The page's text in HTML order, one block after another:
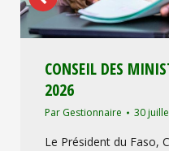
CONSEIL DES
2026
Par Gestionnaire 30
Le Président du Faso,